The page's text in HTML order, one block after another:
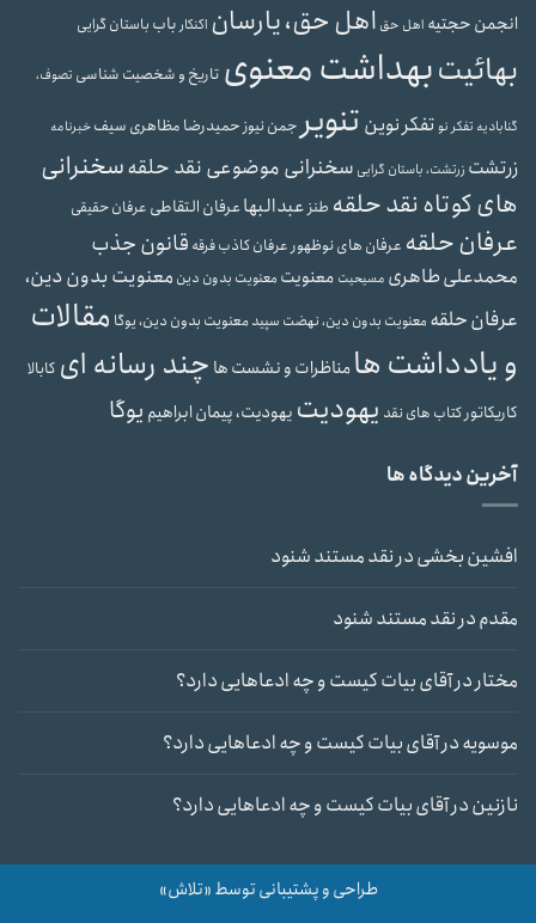
انجمن حجتیه اهل حق اهل حق، یارسان اکنکارباب باستان گرایی
بهائیتبهداشت معنوی تاریخ و شخصیت شناسی تصوف،
گنابادیه تفکر نوتفکر نوین تنویر جمن نیوزحمیدرضا مظاهری سیفخبرنامه
زرتشت زرتشت، باستان گرایی سخنرانی موضوعی نقد حلقهسخنرانی
های کوتاه نقد حلقه طنزعبدالبهاعرفان التقاطی عرفان حقیقی
عرفان حلقه عرفان های نوظهورعرفان کاذبفرقه قانون جذب
محمدعلی طاهری مسیحیت معنویت معنویت بدون دین معنویت بدون دین،
عرفان حلقه معنویت بدون دین، نهضت سپیدمعنویت بدون دین، یوگا مقالات
و یادداشت هامناظرات و نشست ها چند رسانه ای کابالا
کاریکاتورکتاب های نقد یهودیت یهودیت، پیمان ابراهیم یوگا
آخرین دیدگاه ها
افشین بخشیدرنقد مستند شنود
مقدمدرنقد مستند شنود
مختاردرآقای بیات کیست و چه ادعاهایی دارد؟
موسویهدرآقای بیات کیست و چه ادعاهایی دارد؟
نازنیندرآقای بیات کیست و چه ادعاهایی دارد؟
طراحی و پشتیبانی توسط «تلاش»